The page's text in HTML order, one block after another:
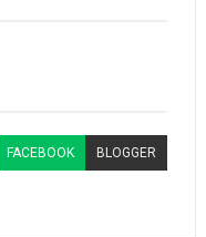
FACEBOOK BLOGGER